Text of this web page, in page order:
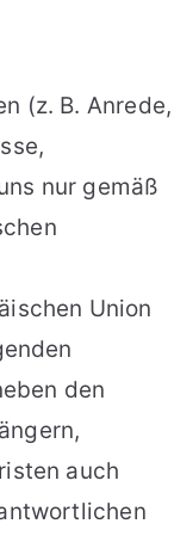
utt
ga
(z. B. Anrede,
nur gemäß
Union
den
auch